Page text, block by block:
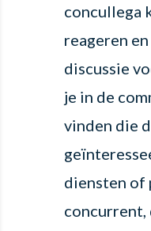
concullega
reageren
discussie
je in de
vinden die
diensten of
concurrent,